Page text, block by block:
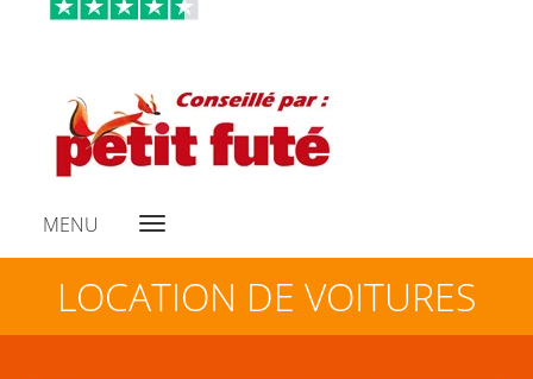
MENU Navigation
LOCATION DE VOITURES